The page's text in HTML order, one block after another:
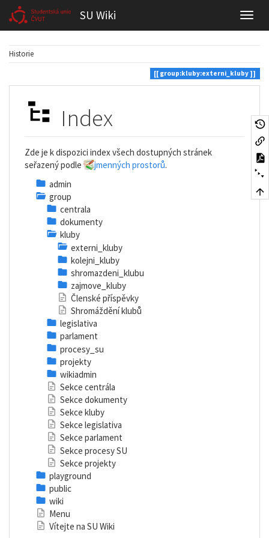
SU Wiki
Historie
group:kluby:externi_kluby
Index
Zde je k dispozici index všech dostupných stránek
seřazený podle
jmenných prostorů.
admin
group
centrala
dokumenty
kluby
externi_kluby
kolejni_kluby
shromazdeni_klubu
zajmove_kluby
Členské příspěvky
Shromáždění klubů
legislativa
parlament
procesy_su
projekty
wikiadmin
Sekce centrála
Sekce dokumenty
Sekce kluby
Sekce legislativa
Sekce parlament
Sekce procesy SU
Sekce projekty
playground
public
wiki
Menu
Vítejte na SU Wiki